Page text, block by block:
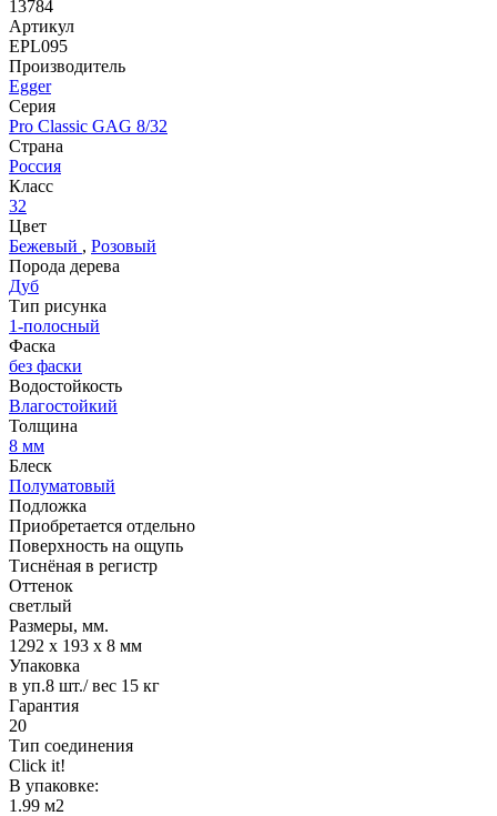
13784
Артикул
EPL095
Производитель
Egger
Серия
Pro Classic GAG 8/32
Страна
Россия
Класс
32
Цвет
Бежевый , Розовый
Порода дерева
Дуб
Тип рисунка
1-полосный
Фаска
без фаски
Водостойкость
Влагостойкий
Толщина
8 мм
Блеск
Полуматовый
Подложка
Приобретается отдельно
Поверхность на ощупь
Тиснёная в регистр
Оттенок
светлый
Размеры, мм.
1292 х 193 х 8 мм
Упаковка
в уп.8 шт./ вес 15 кг
Гарантия
20
Тип соединения
Click it!
В упаковке:
1.99 м2